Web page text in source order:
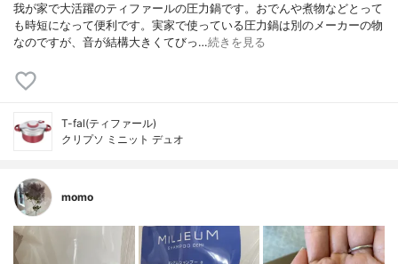
我が家で大活躍のティファールの圧力鍋です。おでんや煮物などとって
も時短になって便利です。実家で使っている圧力鍋は別のメーカーの物
なのですが、音が結構大きくてびっ…続きを見る
T-fal(ティファール)
クリプソ ミニット デュオ
momo